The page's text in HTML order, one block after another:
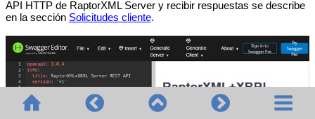
API HTTP de RaptorXML Server y recibir respuestas se describe
en la sección Solicitudes cliente.